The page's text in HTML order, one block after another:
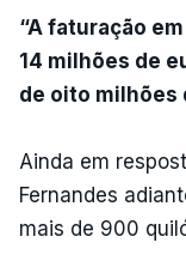
“A faturação
14 milhões de
de oito milhões
Ainda em
Fernandes
mais de 900